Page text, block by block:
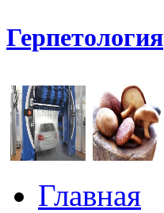
Герпетология
Главная